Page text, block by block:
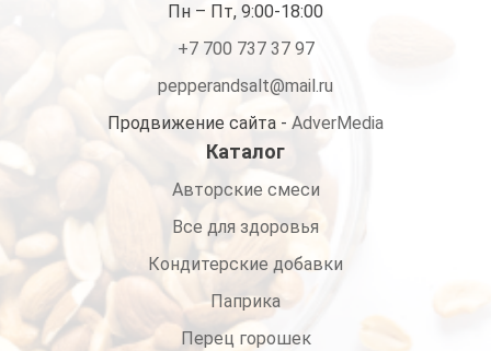
Пн – Пт, 9:00-18:00
+7 700 737 37 97
pepperandsalt@mail.ru
Продвижение сайта - AdverMedia
Каталог
Авторские смеси
Все для здоровья
Кондитерские добавки
Паприка
Перец горошек